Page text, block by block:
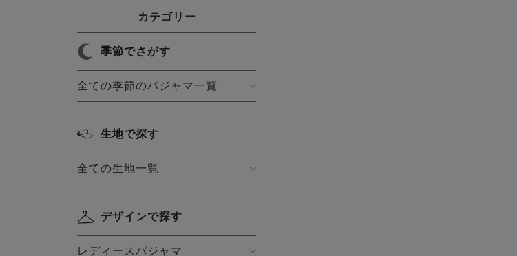
カテゴリー
季節でさがす
全ての季節のパジャマ一覧
生地で探す
全ての生地一覧
デザインで探す
レディースパジャマ